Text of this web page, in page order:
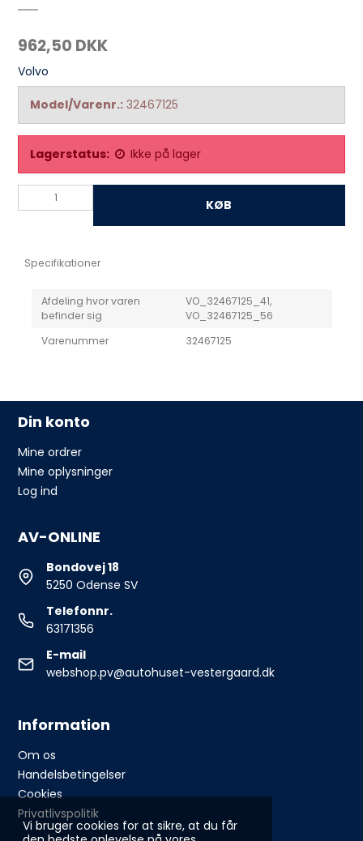
Vi bruger cookies for at sikre, at du får
962,50 DKK
Volvo
Model/Varenr.: 32467125
Lagerstatus: Ikke på lager
KØB
Specifikationer
Afdeling hvor varen
befinder sig
VO_32467125_41,
VO_32467125_56
Varenummer
32467125
Din konto
Mine ordrer
Mine oplysninger
Log ind
AV-ONLINE
Bondovej 18
5250 Odense SV
Telefonnr.
63171356
E-mail
webshop.pv@autohuset-vestergaard.dk
Information
Om os
Handelsbetingelser
Cookies
Privatlivspolitik